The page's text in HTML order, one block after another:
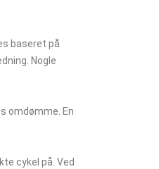
baseret på
Nogle
omdømme. En
cykel på. Ved